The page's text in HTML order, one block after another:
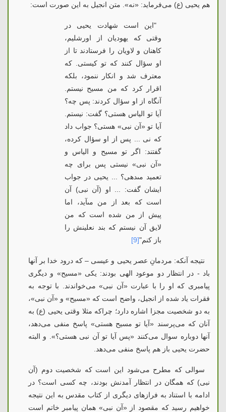
هم یحیی (ع) می‌فرماید: «نه». متن انجیل به این صورت است:
"این است ‏شهادت یحیى در
وقتى که یهودیان از اورشلیم،
کاهنان و لاویان را فرستادند تا از
او سؤال کنند که تو کیستى. که
معترف شد و انکار ننمود، بلکه
اقرار کرد که من مسیح نیستم.
آنگاه از او سؤال کردند: پس چه؟
آیا تو الیاس هستى؟ گفت: نیستم.
آیا تو «آن نبى‏» هستى؟ جواب داد
که نى ... پس از او سؤال کرده،
گفتند: اگر تو مسیح و الیاس و
«آن نبى‏» نیستى پس براى چه
تعمید مى‏دهى؟ ... یحیى در جواب
ایشان گفت: ... او (آن نبی) آن
است که بعد از من مى‏آید، اما
پیش از من شده است که من
لایق آن نیستم که بند نعلینش را
باز کنم"[9]
نتیجه آنکه: مردمانِ عصر یحیی و عیسی –که درود خدا بر آنها
باد - در انتظار دو موعود الهی بودند: یکی «مسیح» و دیگری
پیامبری که او را با عبارت «آن نبی» می‌خواندند. با توجه به
فقرات یاد شده از انجیل، واضح است که «مسیح» و «آن نبی»،
به دو شخصیت مجزا اشاره دارد؛ چراکه مثلا وقتی یحیی (ع) به
آنان که می‌پرسند «آیا تو مسیح هستی» پاسخ منفی می‌دهد،
آنها دوباره سوال می‌کنند «پس آیا تو آن نبی هستی؟». و البته
حضرت یحیی باز هم پاسخ منفی می‌دهد.
سوالی که مطرح می‌شود این است که شخصیت دوم (آن
نبی) که همگان در انتظار آمدنش بودند، چه کسی است؟ در
ادامه با استناد به فرازهای دیگری از کتاب مقدس به این نتیجه
خواهیم رسید که مقصود از «آن نبی» همان پیامبر خاتم است